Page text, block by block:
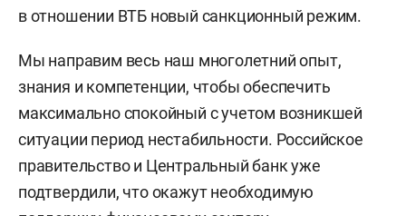
в отношении ВТБ новый санкционный режим.
Мы направим весь наш многолетний опыт,
знания и компетенции, чтобы обеспечить
максимально спокойный с учетом возникшей
ситуации период нестабильности. Российское
правительство и Центральный банк уже
подтвердили, что окажут необходимую